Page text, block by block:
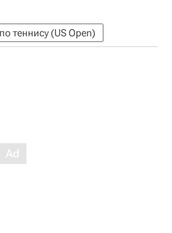
теннису (US Open)